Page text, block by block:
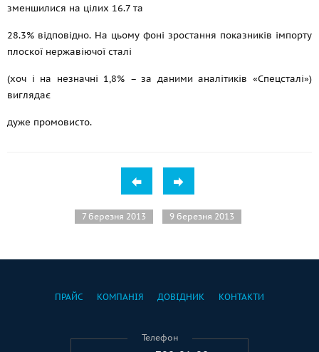
зменшилися на цілих 16.7 та
28.3% відповідно. На цьому фоні зростання показників імпорту
плоскої нержавіючої сталі
(хоч і на незначні 1,8% – за даними аналітиків «Спецсталі»)
виглядає
дуже промовисто.
7 березня 2013 9 березня 2013
ПРАЙС КОМПАНІЯ ДОВІДНИК КОНТАКТИ
Телефон